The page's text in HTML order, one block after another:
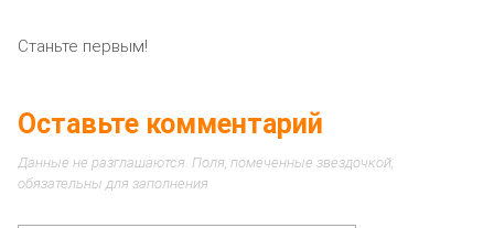
Станьте первым!
Оставьте комментарий
Данные не разглашаются. Поля, помеченные звездочкой,
обязательны для заполнения